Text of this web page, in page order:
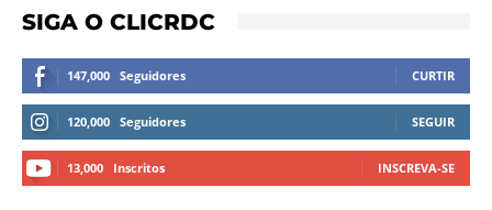
SIGA O CLICRDC
147,000 Seguidores CURTIR
120,000 Seguidores SEGUIR
13,000 Inscritos INSCREVA-SE